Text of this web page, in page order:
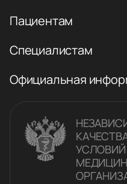
Пациентам
Специалистам
Официальная
УСЛОВИЙ